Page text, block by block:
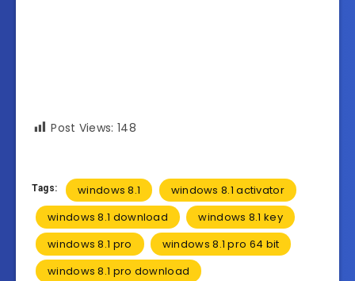
Post Views: 148
Tags: windows 8.1
windows 8.1 activator
windows 8.1 download
windows 8.1 key
windows 8.1 pro
windows 8.1 pro 64 bit
windows 8.1 pro download